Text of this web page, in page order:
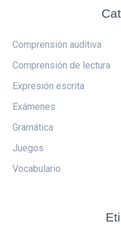
Comprensión auditiva
Comprensión de lectura
Expresión escrita
Exámenes
Gramática
Juegos
Vocabulario